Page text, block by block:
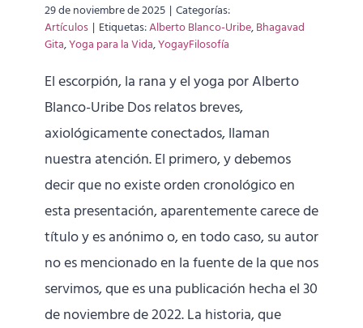
29 de noviembre de 2025 | Categorías:
Artículos | Etiquetas:Alberto Blanco-Uribe,Bhagavad
Gita,Yoga para la Vida,YogayFilosofía
El escorpión, la rana y el yoga por Alberto
Blanco-Uribe Dos relatos breves,
axiológicamente conectados, llaman
nuestra atención. El primero, y debemos
decir que no existe orden cronológico en
esta presentación, aparentemente carece de
título y es anónimo o, en todo caso, su autor
no es mencionado en la fuente de la que nos
servimos, que es una publicación hecha el 30
de noviembre de 2022. La historia, que